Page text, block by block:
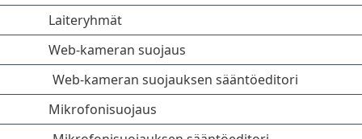
Laiteryhmät
Web-kameran suojaus
Web-kameran suojauksen sääntöeditori
Mikrofonisuojaus